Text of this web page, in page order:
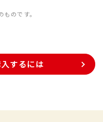
のです。
するには